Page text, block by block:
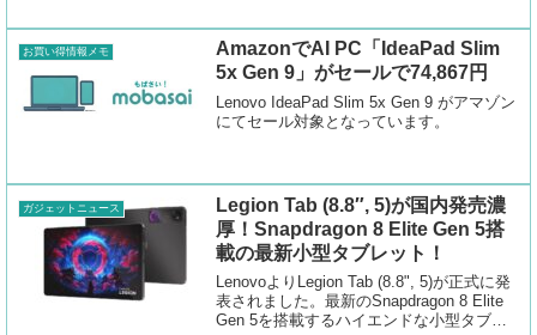
お買い得情報メモ
AmazonでAI PC「IdeaPad Slim
5x Gen 9」がセールで74,867円
Lenovo IdeaPad Slim 5x Gen 9 がアマゾン
にてセール対象となっています。
ガジェットニュース
Legion Tab (8.8″, 5)が国内発売濃
厚！Snapdragon 8 Elite Gen 5搭
載の最新小型タブレット！
LenovoよりLegion Tab (8.8", 5)が正式に発
表されました。最新のSnapdragon 8 Elite
Gen 5を搭載するハイエンドな小型タブレ